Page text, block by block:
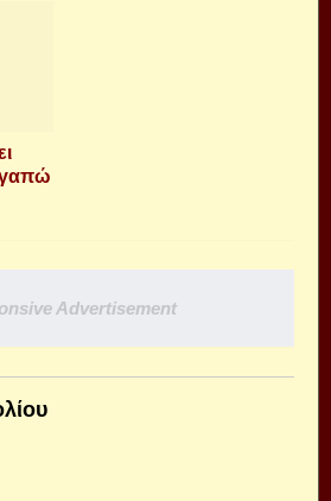
Advertisement